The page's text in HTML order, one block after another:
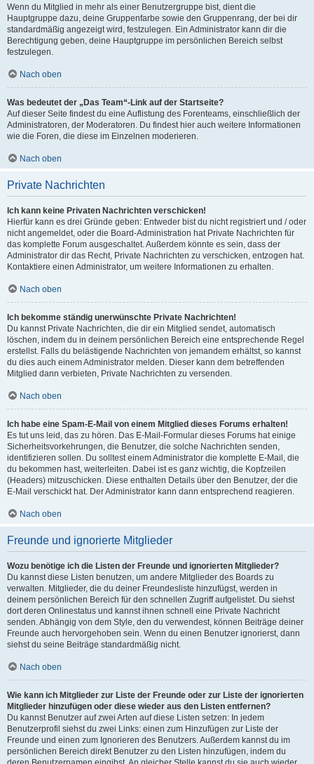
Wenn du Mitglied in mehr als einer Benutzergruppe bist, dient die
Hauptgruppe dazu, deine Gruppenfarbe sowie den Gruppenrang, der bei dir
standardmäßig angezeigt wird, festzulegen. Ein Administrator kann dir die
Berechtigung geben, deine Hauptgruppe im persönlichen Bereich selbst
festzulegen.
Nach oben
Was bedeutet der „Das Team“-Link auf der Startseite?
Auf dieser Seite findest du eine Auflistung des Forenteams, einschließlich der
Administratoren, der Moderatoren. Du findest hier auch weitere Informationen
wie die Foren, die diese im Einzelnen moderieren.
Nach oben
Private Nachrichten
Ich kann keine Privaten Nachrichten verschicken!
Hierfür kann es drei Gründe geben: Entweder bist du nicht registriert und / oder
nicht angemeldet, oder die Board-Administration hat Private Nachrichten für
das komplette Forum ausgeschaltet. Außerdem könnte es sein, dass der
Administrator dir das Recht, Private Nachrichten zu verschicken, entzogen hat.
Kontaktiere einen Administrator, um weitere Informationen zu erhalten.
Nach oben
Ich bekomme ständig unerwünschte Private Nachrichten!
Du kannst Private Nachrichten, die dir ein Mitglied sendet, automatisch
löschen, indem du in deinem persönlichen Bereich eine entsprechende Regel
erstellst. Falls du belästigende Nachrichten von jemandem erhältst, so kannst
du dies auch einem Administrator melden. Dieser kann dem betreffenden
Mitglied dann verbieten, Private Nachrichten zu versenden.
Nach oben
Ich habe eine Spam-E-Mail von einem Mitglied dieses Forums erhalten!
Es tut uns leid, das zu hören. Das E-Mail-Formular dieses Forums hat einige
Sicherheitsvorkehrungen, die Benutzer, die solche Nachrichten senden,
identifizieren sollen. Du solltest einem Administrator die komplette E-Mail, die
du bekommen hast, weiterleiten. Dabei ist es ganz wichtig, die Kopfzeilen
(Headers) mitzuschicken. Diese enthalten Details über den Benutzer, der die
E-Mail verschickt hat. Der Administrator kann dann entsprechend reagieren.
Nach oben
Freunde und ignorierte Mitglieder
Wozu benötige ich die Listen der Freunde und ignorierten Mitglieder?
Du kannst diese Listen benutzen, um andere Mitglieder des Boards zu
verwalten. Mitglieder, die du deiner Freundesliste hinzufügst, werden in
deinem persönlichen Bereich für den schnellen Zugriff aufgelistet. Du siehst
dort deren Onlinestatus und kannst ihnen schnell eine Private Nachricht
senden. Abhängig von dem Style, den du verwendest, können Beiträge deiner
Freunde auch hervorgehoben sein. Wenn du einen Benutzer ignorierst, dann
siehst du seine Beiträge standardmäßig nicht.
Nach oben
Wie kann ich Mitglieder zur Liste der Freunde oder zur Liste der ignorierten
Mitglieder hinzufügen oder diese wieder aus den Listen entfernen?
Du kannst Benutzer auf zwei Arten auf diese Listen setzen: In jedem
Benutzerprofil siehst du zwei Links: einen zum Hinzufügen zur Liste der
Freunde und einen zum Ignorieren des Benutzers. Außerdem kannst du im
persönlichen Bereich direkt Benutzer zu den Listen hinzufügen, indem du